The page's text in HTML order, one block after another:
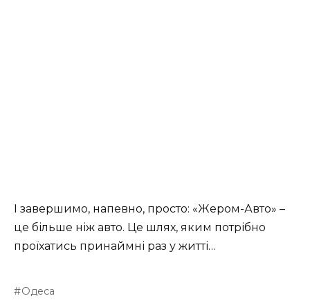
І завершимо, напевно, просто: «Жером-Авто» –
це більше ніж авто. Це шлях, яким потрібно
проїхатись принаймні раз у житті…
Одеса